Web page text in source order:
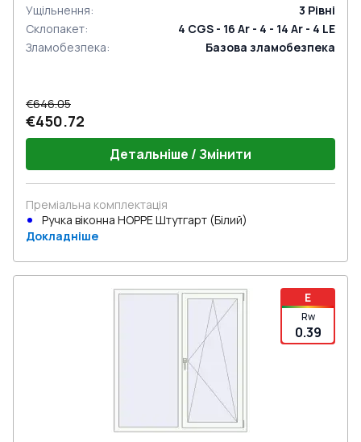
Ущільнення: 3 Рівні
Склопакет:
4 CGS - 16 Ar - 4 - 14 Ar - 4 LE
Зламобезпека: Базова зламобезпека
€646.05
€450.72
Детальніше / Змінити
Преміальна комплектація
Ручка віконна HOPPE Штутгарт (Білий)
Докладніше
E
Rw
0.39